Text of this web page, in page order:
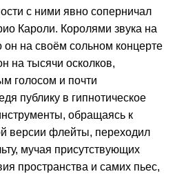
с ними явно соперничал
Кароли. Королями звука на
на своём сольном концерте
на тысячи осколков,
голосом и почти
публику в гипнотическое
обращаясь к
версии флейты, переходил
мучая присутствующих
пространства и самих пьес,